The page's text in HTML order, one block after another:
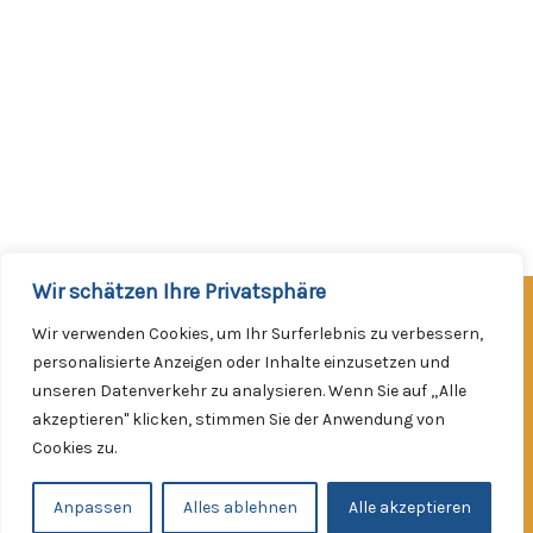
Wir schätzen Ihre Privatsphäre
Wir verwenden Cookies, um Ihr Surferlebnis zu verbessern,
personalisierte Anzeigen oder Inhalte einzusetzen und
unseren Datenverkehr zu analysieren. Wenn Sie auf „Alle
akzeptieren" klicken, stimmen Sie der Anwendung von
Cookies zu.
Anpassen Alles ablehnen Alle akzeptieren
Werde Mitglied!
Impressum
Datenschutzerklärung
Copyright © 2026